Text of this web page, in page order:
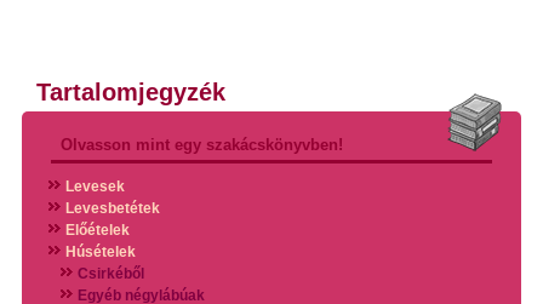
Tartalomjegyzék
Olvasson mint egy szakácskönyvben!
Levesek
Levesbetétek
Előételek
Húsételek
Csirkéből
Egyéb négylábúak